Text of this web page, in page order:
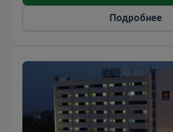
Подробнее